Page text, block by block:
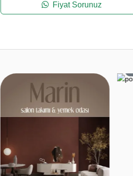
Fiyat Sorunuz